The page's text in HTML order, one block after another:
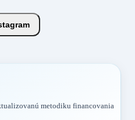
metodiku financovania